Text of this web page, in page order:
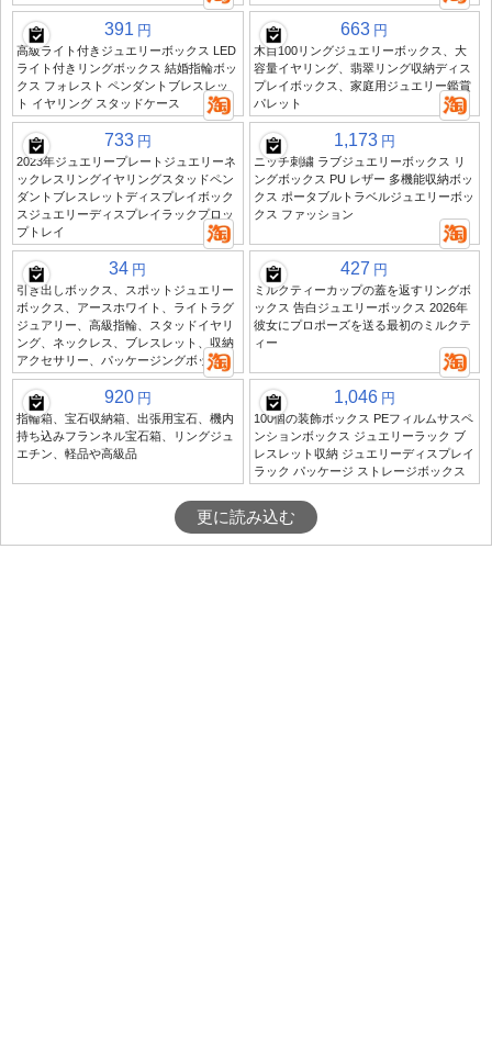
391 円
高級ライト付きジュエリーボックス LED
ライト付きリングボックス 結婚指輪ボッ
クス フォレスト ペンダントブレスレッ
ト イヤリング スタッドケース
663 円
木目100リングジュエリーボックス、大
容量イヤリング、翡翠リング収納ディス
プレイボックス、家庭用ジュエリー鑑賞
パレット
733 円
2023年ジュエリープレートジュエリーネ
ックレスリングイヤリングスタッドペン
ダントブレスレットディスプレイボック
スジュエリーディスプレイラックプロッ
プトレイ
1,173 円
ニッチ刺繍 ラブジュエリーボックス リ
ングボックス PU レザー 多機能収納ボッ
クス ポータブルトラベルジュエリーボッ
クス ファッション
34 円
引き出しボックス、スポットジュエリー
ボックス、アースホワイト、ライトラグ
ジュアリー、高級指輪、スタッドイヤリ
ング、ネックレス、ブレスレット、収納
アクセサリー、パッケージングボックス
427 円
ミルクティーカップの蓋を返すリングボ
ックス 告白ジュエリーボックス 2026年
彼女にプロポーズを送る最初のミルクテ
ィー
920 円
指輪箱、宝石収納箱、出張用宝石、機内
持ち込みフランネル宝石箱、リングジュ
エチン、軽品や高級品
1,046 円
100個の装飾ボックス PEフィルムサスペ
ンションボックス ジュエリーラック ブ
レスレット収納 ジュエリーディスプレイ
ラック パッケージ ストレージボックス
更に読み込む